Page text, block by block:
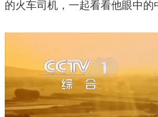
的火车司机，一起看看他眼中的